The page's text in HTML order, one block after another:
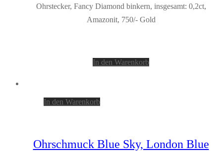
Ohrstecker, Fancy Diamond binkern, insgesamt: 0,2ct,
Amazonit, 750/- Gold
In den Warenkorb
In den Warenkorb
Ohrschmuck Blue Sky, London Blue